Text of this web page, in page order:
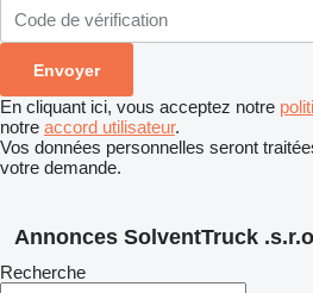
En cliquant ici, vous acceptez notre
notre accord utilisateur.
Vos données personnelles seront
votre demande.
Annonces SolventTruck
Recherche